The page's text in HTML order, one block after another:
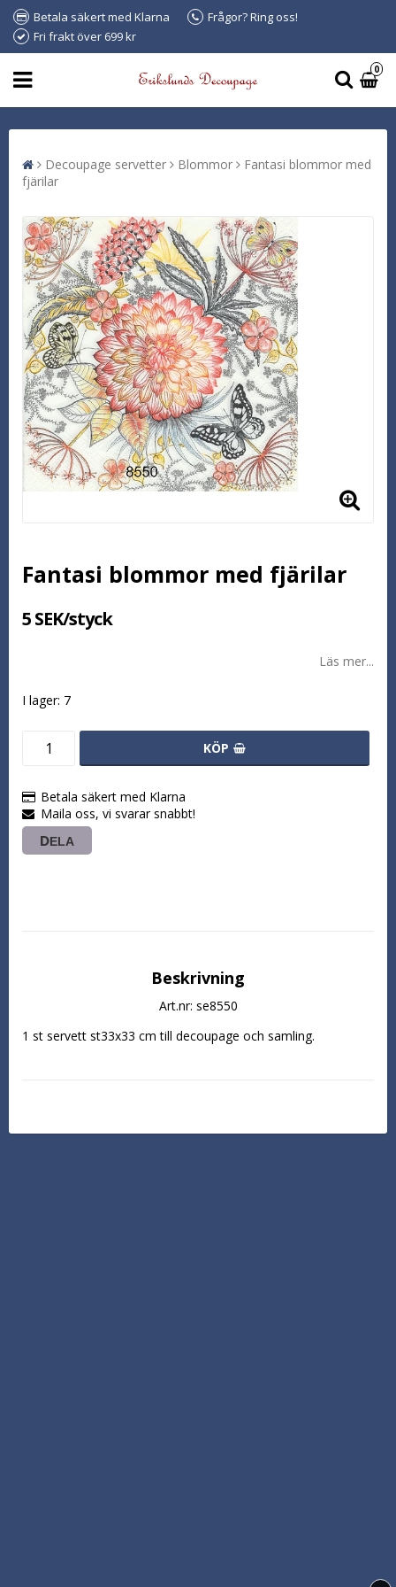
Betala säkert med Klarna
Frågor? Ring oss!
Fri frakt över 699 kr
0
Decoupage servetter Blommor
Fantasi blommor med
fjärilar
Fantasi blommor med fjärilar
5 SEK/styck
Läs mer...
I lager: 7
KÖP
Betala säkert med Klarna
Maila oss, vi svarar snabbt!
DELA
Beskrivning
Art.nr: se8550
1 st servett st33x33 cm till decoupage och samling.